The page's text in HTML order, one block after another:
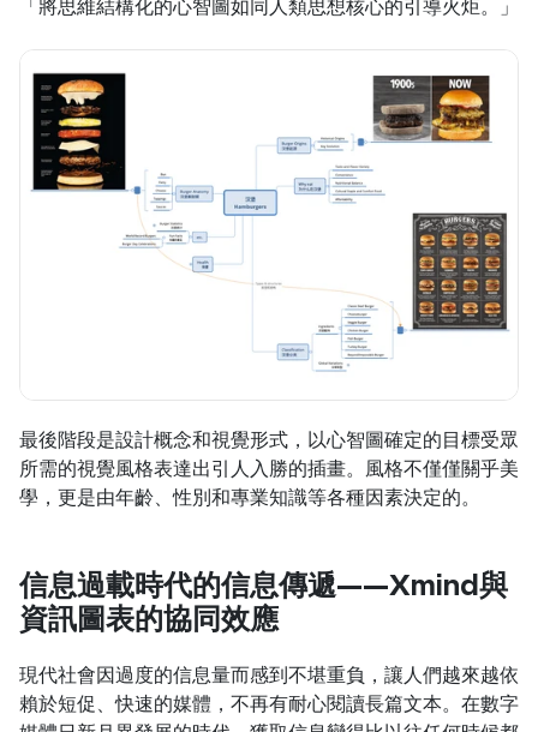
「將思維結構化的心智圖如同人類思想核心的引導火炬。」
最後階段是設計概念和視覺形式，以心智圖確定的目標受眾
所需的視覺風格表達出引人入勝的插畫。風格不僅僅關乎美
學，更是由年齡、性別和專業知識等各種因素決定的。
信息過載時代的信息傳遞——Xmind與
資訊圖表的協同效應
現代社會因過度的信息量而感到不堪重負，讓人們越來越依
賴於短促、快速的媒體，不再有耐心閱讀長篇文本。在數字